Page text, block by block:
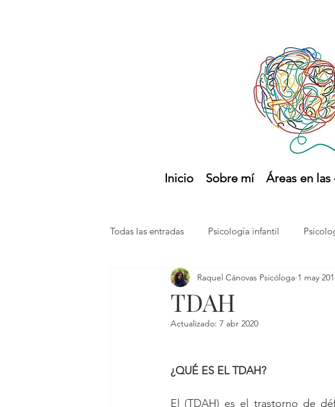
Inicio Sobre mí Áreas en
Todas las entradas Psicología infantil
TDAH
Raquel Cánovas Psicóloga 1 may
Actualizado: 7 abr 2020
¿QUÉ ES EL TDAH?
El (TDAH) es el trastorno de